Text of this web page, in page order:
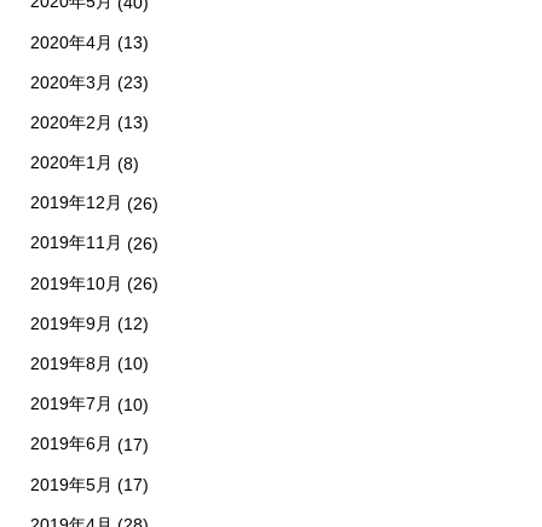
2020年4月 (13)
2020年3月 (23)
2020年2月 (13)
2020年1月 (8)
2019年12月 (26)
2019年11月 (26)
2019年10月 (26)
2019年9月 (12)
2019年8月 (10)
2019年7月 (10)
2019年6月 (17)
2019年5月 (17)